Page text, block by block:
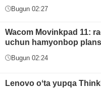
Bugun 02:27
Wacom Movinkpad 11:
uchun hamyonbop
Bugun 02:24
Lenovo oʻta yupqa